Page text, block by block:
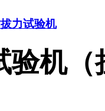
力试验机
验机（